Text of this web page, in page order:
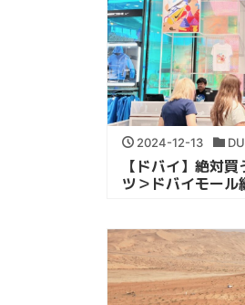
2024-12-13
【ドバイ】絶対
ツ＞ドバイモール